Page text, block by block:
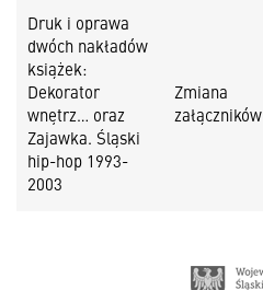
Druk i oprawa
dwóch nakładów
książek:
Dekorator
wnętrz… oraz
Zajawka. Śląski
hip-hop 1993-
2003
Zmiana
załączników